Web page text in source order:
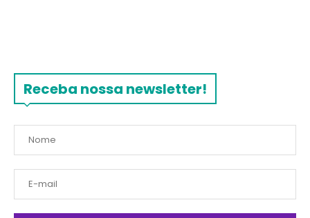
Receba nossa newsletter!